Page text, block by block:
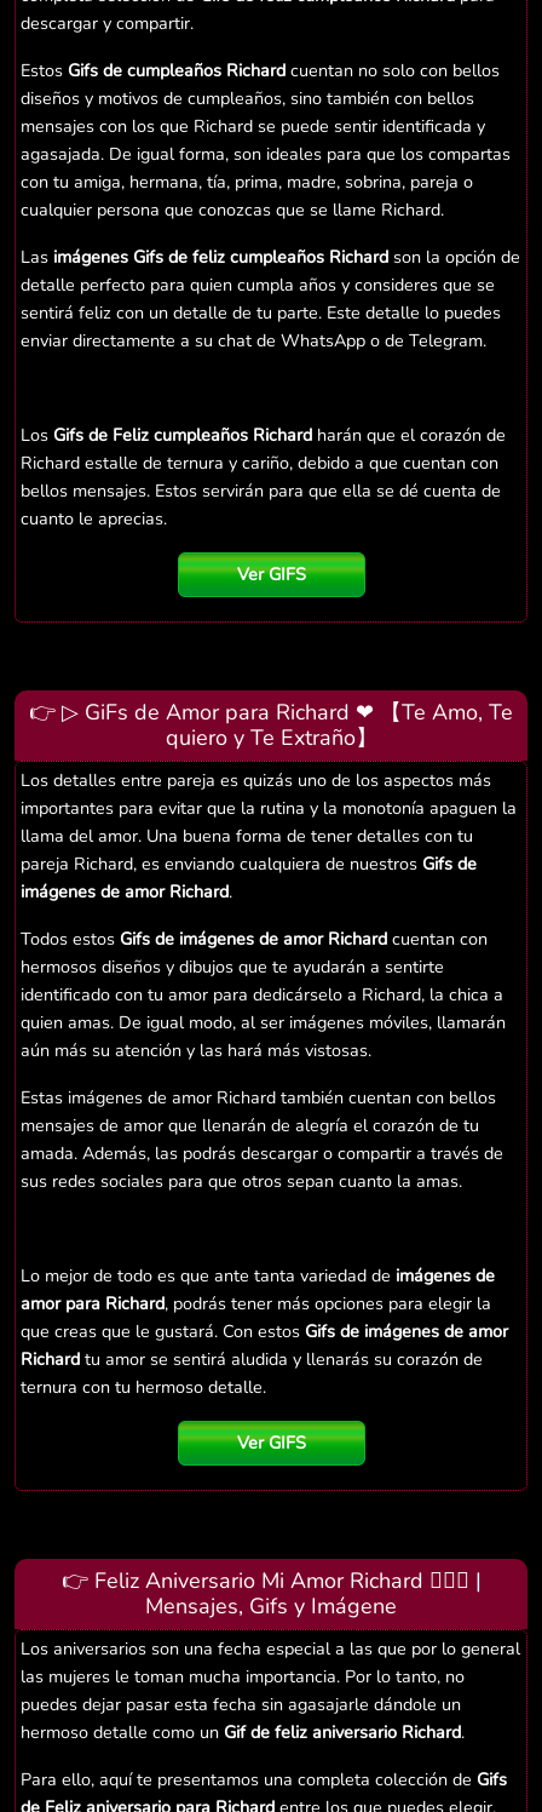
descargar y compartir.
Estos Gifs de cumpleaños Richard cuentan no solo con bellos
diseños y motivos de cumpleaños, sino también con bellos
mensajes con los que Richard se puede sentir identificada y
agasajada. De igual forma, son ideales para que los compartas
con tu amiga, hermana, tía, prima, madre, sobrina, pareja o
cualquier persona que conozcas que se llame Richard.
Las imágenes Gifs de feliz cumpleaños Richard son la opción de
detalle perfecto para quien cumpla años y consideres que se
sentirá feliz con un detalle de tu parte. Este detalle lo puedes
enviar directamente a su chat de WhatsApp o de Telegram.
Los Gifs de Feliz cumpleaños Richard harán que el corazón de
Richard estalle de ternura y cariño, debido a que cuentan con
bellos mensajes. Estos servirán para que ella se dé cuenta de
cuanto le aprecias.
Ver GIFS
👉 ▷ GiFs de Amor para Richard ❤ 【Te Amo, Te
quiero y Te Extraño】
Los detalles entre pareja es quizás uno de los aspectos más
importantes para evitar que la rutina y la monotonía apaguen la
llama del amor. Una buena forma de tener detalles con tu
pareja Richard, es enviando cualquiera de nuestros Gifs de
imágenes de amor Richard.
Todos estos Gifs de imágenes de amor Richard cuentan con
hermosos diseños y dibujos que te ayudarán a sentirte
identificado con tu amor para dedicárselo a Richard, la chica a
quien amas. De igual modo, al ser imágenes móviles, llamarán
aún más su atención y las hará más vistosas.
Estas imágenes de amor Richard también cuentan con bellos
mensajes de amor que llenarán de alegría el corazón de tu
amada. Además, las podrás descargar o compartir a través de
sus redes sociales para que otros sepan cuanto la amas.
Lo mejor de todo es que ante tanta variedad de imágenes de
amor para Richard, podrás tener más opciones para elegir la
que creas que le gustará. Con estos Gifs de imágenes de amor
Richard tu amor se sentirá aludida y llenarás su corazón de
ternura con tu hermoso detalle.
Ver GIFS
👉 Feliz Aniversario Mi Amor Richard 👨‍❤️‍👨 |
Mensajes, Gifs y Imágene
Los aniversarios son una fecha especial a las que por lo general
las mujeres le toman mucha importancia. Por lo tanto, no
puedes dejar pasar esta fecha sin agasajarle dándole un
hermoso detalle como un Gif de feliz aniversario Richard.
Para ello, aquí te presentamos una completa colección de Gifs